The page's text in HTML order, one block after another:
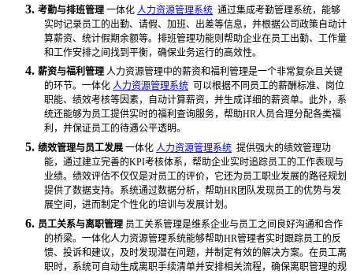
3. 考勤与排班管理 一体化 人力资源管理系统 通过集成考勤管理系统，能够
实时记录员工的出勤、请假、加班、出差等信息，并根据公司政策自动计
算薪资、统计假期余额等。排班管理功能则帮助企业在员工出勤、工作量
和工作安排之间找到平衡，确保业务运行的高效性。
4. 薪资与福利管理 人力资源管理中的薪资和福利管理是一个非常复杂且关键
的环节。一体化 人力资源管理系统 可以根据不同员工的薪酬标准、岗位
职能、绩效考核等因素，自动计算薪资，并生成详细的薪资单。此外，系
统还能够为员工提供实时的福利查询服务，帮助HR人员合理分配各类福
利，并保证员工的待遇公平透明。
5. 绩效管理与员工发展 一体化 人力资源管理系统 提供强大的绩效管理功
能，通过建立完善的KPI考核体系，帮助企业实时追踪员工的工作表现与
业绩。绩效评估不仅仅是对员工的评价，它还为员工职业发展的路径规划
提供了数据支持。系统通过数据分析，帮助HR团队发现员工的优势与发
展空间，进而制定个性化的培训与发展计划。
6. 员工关系与离职管理 员工关系管理是维系企业与员工之间良好沟通和合作
的桥梁。一体化人力资源管理系统能够帮助HR管理者实时跟踪员工的反
馈、投诉和建议，及时发现潜在问题，并制定有效的解决方案。在员工离
职时，系统可自动生成离职手续清单并安排相关流程，确保离职管理的规